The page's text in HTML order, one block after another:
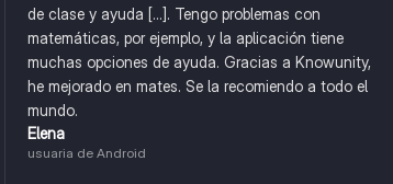
de clase y ayuda [...]. Tengo problemas con
matemáticas, por ejemplo, y la aplicación tiene
muchas opciones de ayuda. Gracias a Knowunity,
he mejorado en mates. Se la recomiendo a todo el
mundo.
Elena
usuaria de Android